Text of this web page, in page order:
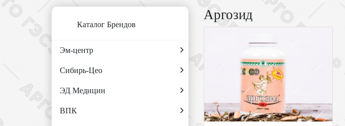
Каталог Брендов
Эм-центр
Сибирь-Цео
ЭД Медицин
ВПК
Аргозид